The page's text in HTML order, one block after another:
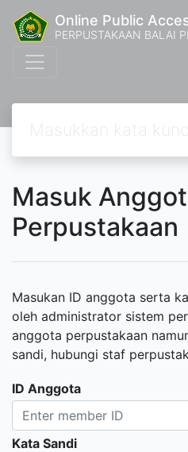
Online Public
PERPUSTAKAAN BALAI
Masuk
Perpustakaan
Masukan ID anggota serta
oleh administrator sistem
anggota perpustakaan
sandi, hubungi staf
ID Anggota
Kata Sandi